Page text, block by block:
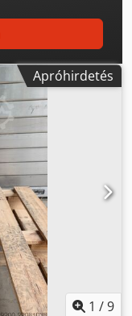
Apróhirdetés
1 /9